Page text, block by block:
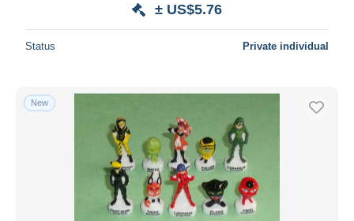
± US$5.76
Status Private individual
New